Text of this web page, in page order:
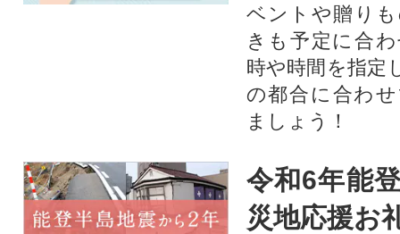
ベントや贈り
きも予定に合
時や時間を指定
の都合に合わ
ましょう！
令和6年能
災地応援お